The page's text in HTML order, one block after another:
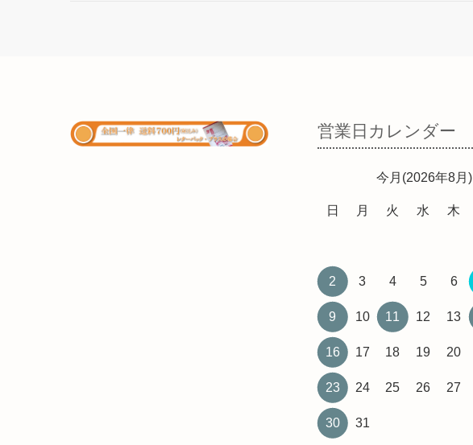
営業日カレンダー
今月(2026年8月)
日 月 火 水 木
2 3 4 5 6
9 10 11 12 13
16 17 18 19 20
23 24 25 26 27
30 31